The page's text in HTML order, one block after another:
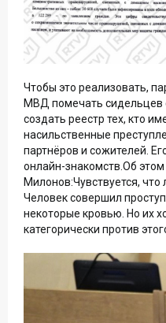
Чтобы это реализовать,
МВД помечать сидельцев
создать реестр тех, кто
насильственные
партнёров и сожителей.
онлайн-знакомств.Об
Милонов:Чувствуется,
Человек совершил
некоторые кровью. Но их
категорически против